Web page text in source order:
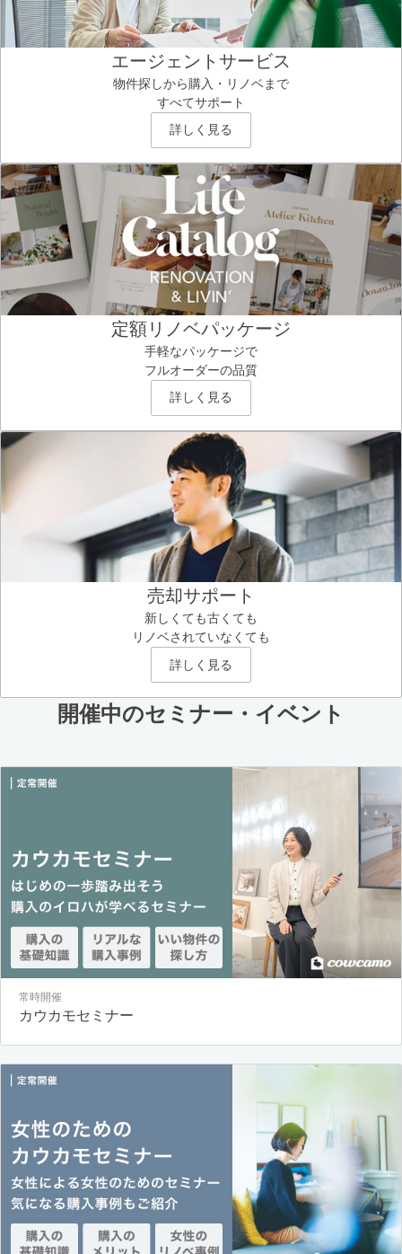
エージェントサービス
物件探しから購入・リノベまで
すべてサポート
詳しく見る
定額リノベパッケージ
手軽なパッケージで
フルオーダーの品質
詳しく見る
売却サポート
新しくても古くても
リノベされていなくても
詳しく見る
開催中のセミナー・イベント
常時開催
カウカモセミナー